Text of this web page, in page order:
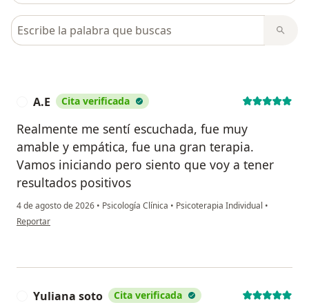
Busca en opiniones
A.E Cita verificada
Realmente me sentí escuchada, fue muy
amable y empática, fue una gran terapia.
Vamos iniciando pero siento que voy a tener
resultados positivos
4 de agosto de 2026 • Psicología Clínica • Psicoterapia Individual •
en opinión del usuario A.E
Reportar
Yuliana soto Cita verificada